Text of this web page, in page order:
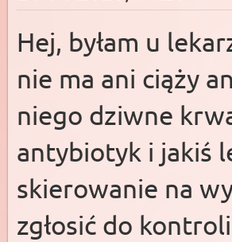
Hej, byłam u
nie ma ani ciąży
niego dziwne
antybiotyk i jakiś
skierowanie na
zgłosić do